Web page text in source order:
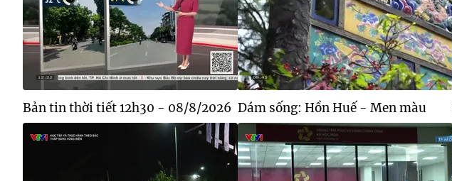
Bản tin thời tiết 12h30 - 08/8/2026 Dám sống: Hồn Huế - Men màu